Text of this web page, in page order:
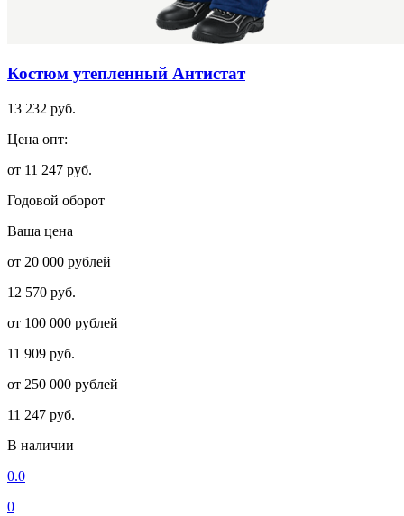
Костюм утепленный Антистат
13 232 руб.
Цена опт:
от 11 247 руб.
Годовой оборот
Ваша цена
от 20 000 рублей
12 570 руб.
от 100 000 рублей
11 909 руб.
от 250 000 рублей
11 247 руб.
В наличии
0.0
0